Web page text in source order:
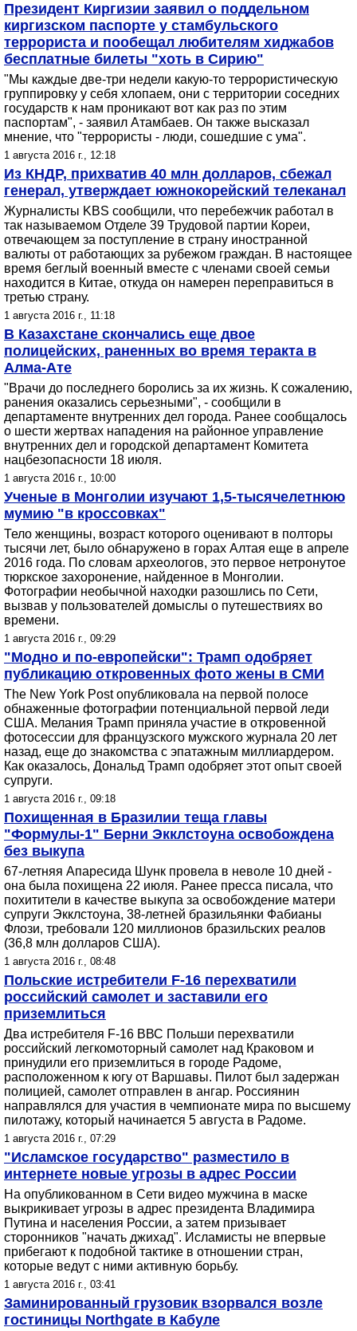
Президент Киргизии заявил о поддельном
киргизском паспорте у стамбульского
террориста и пообещал любителям хиджабов
бесплатные билеты "хоть в Сирию"
"Мы каждые две-три недели какую-то террористическую
группировку у себя хлопаем, они с территории соседних
государств к нам проникают вот как раз по этим
паспортам", - заявил Атамбаев. Он также высказал
мнение, что "террористы - люди, сошедшие с ума".
1 августа 2016 г., 12:18
Из КНДР, прихватив 40 млн долларов, сбежал
генерал, утверждает южнокорейский телеканал
Журналисты KBS сообщили, что перебежчик работал в
так называемом Отделе 39 Трудовой партии Кореи,
отвечающем за поступление в страну иностранной
валюты от работающих за рубежом граждан. В настоящее
время беглый военный вместе с членами своей семьи
находится в Китае, откуда он намерен переправиться в
третью страну.
1 августа 2016 г., 11:18
В Казахстане скончались еще двое
полицейских, раненных во время теракта в
Алма-Ате
"Врачи до последнего боролись за их жизнь. К сожалению,
ранения оказались серьезными", - сообщили в
департаменте внутренних дел города. Ранее сообщалось
о шести жертвах нападения на районное управление
внутренних дел и городской департамент Комитета
нацбезопасности 18 июля.
1 августа 2016 г., 10:00
Ученые в Монголии изучают 1,5-тысячелетнюю
мумию "в кроссовках"
Тело женщины, возраст которого оценивают в полторы
тысячи лет, было обнаружено в горах Алтая еще в апреле
2016 года. По словам археологов, это первое нетронутое
тюркское захоронение, найденное в Монголии.
Фотографии необычной находки разошлись по Сети,
вызвав у пользователей домыслы о путешествиях во
времени.
1 августа 2016 г., 09:29
"Модно и по-европейски": Трамп одобряет
публикацию откровенных фото жены в СМИ
The New York Post опубликовала на первой полосе
обнаженные фотографии потенциальной первой леди
США. Мелания Трамп приняла участие в откровенной
фотосессии для французского мужского журнала 20 лет
назад, еще до знакомства с эпатажным миллиардером.
Как оказалось, Дональд Трамп одобряет этот опыт своей
супруги.
1 августа 2016 г., 09:18
Похищенная в Бразилии теща главы
"Формулы-1" Берни Экклстоуна освобождена
без выкупа
67-летняя Апаресида Шунк провела в неволе 10 дней -
она была похищена 22 июля. Ранее пресса писала, что
похитители в качестве выкупа за освобождение матери
супруги Экклстоуна, 38-летней бразильянки Фабианы
Флози, требовали 120 миллионов бразильских реалов
(36,8 млн долларов США).
1 августа 2016 г., 08:48
Польские истребители F-16 перехватили
российский самолет и заставили его
приземлиться
Два истребителя F-16 ВВС Польши перехватили
российский легкомоторный самолет над Краковом и
принудили его приземлиться в городе Радоме,
расположенном к югу от Варшавы. Пилот был задержан
полицией, самолет отправлен в ангар. Россиянин
направлялся для участия в чемпионате мира по высшему
пилотажу, который начинается 5 августа в Радоме.
1 августа 2016 г., 07:29
"Исламское государство" разместило в
интернете новые угрозы в адрес России
На опубликованном в Сети видео мужчина в маске
выкрикивает угрозы в адрес президента Владимира
Путина и населения России, а затем призывает
сторонников "начать джихад". Исламисты не впервые
прибегают к подобной тактике в отношении стран,
которые ведут с ними активную борьбу.
1 августа 2016 г., 03:41
Заминированный грузовик взорвался возле
гостиницы Northgate в Кабуле